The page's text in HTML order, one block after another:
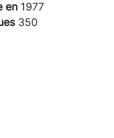
en 1977
350